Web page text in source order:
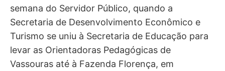
semana do Servidor Público, quando a
Secretaria de Desenvolvimento Econômico e
Turismo se uniu à Secretaria de Educação para
levar as Orientadoras Pedagógicas de
Vassouras até à Fazenda Florença, em